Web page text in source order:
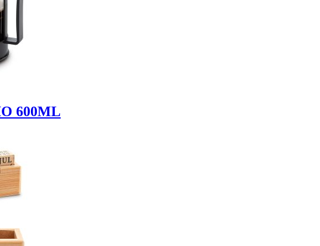
600ML